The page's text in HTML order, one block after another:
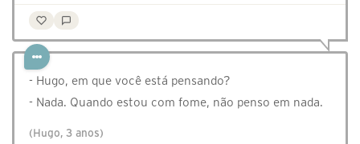
- Hugo, em que você está pensando?
- Nada. Quando estou com fome, não penso em nada.
(Hugo, 3 anos)